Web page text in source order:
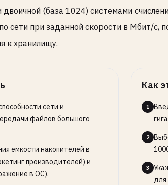
(база 1024) системами
сети при заданной скорости в Мбит/с,
к хранилищу.
сети и
файлов большого
емкости накопителей в
производителей) и
в ОС).
Как
1
2
3
для